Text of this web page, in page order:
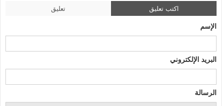
اكتب تعليق تعليق
الإسم
البريد الإلكتروني
الرسالة